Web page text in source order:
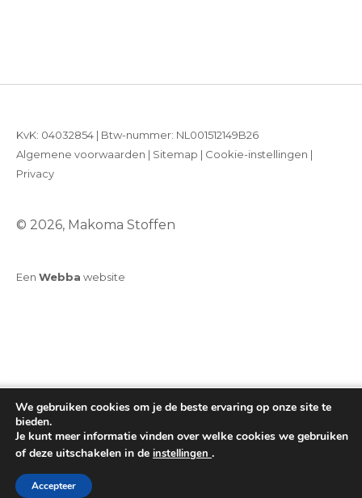
© 2026, Makoma Stoffen
KvK: 04032854 | Btw-nummer: NL001512149B26
Algemene voorwaarden | Sitemap | Cookie-instellingen |
Privacy
Een Webba website
We gebruiken cookies om je de beste ervaring op onze site te
bieden.
Je kunt meer informatie vinden over welke cookies we gebruiken
of deze uitschakelen in de instellingen .
Accepteer